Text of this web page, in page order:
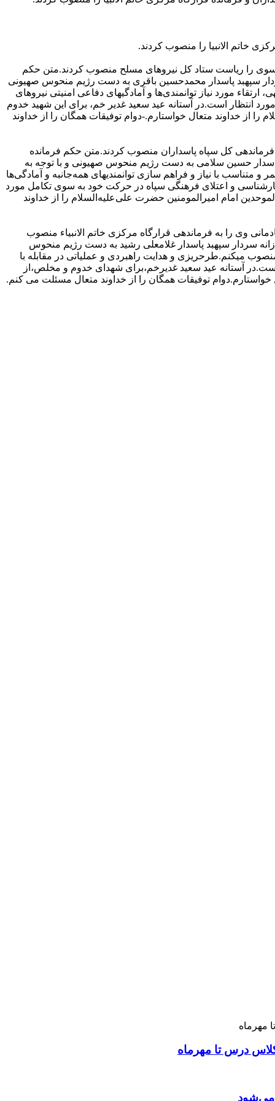
خاتم الانبیا را منصوب کردند.
را ریاست ستاد کل نیروهای مسلح منصوب کردند.متن حکم
سپهبد پاسدار محمدحسین باقری به دست رژیم منحوس صهیونی
ارتقاء مورد نیاز توانمندی‌ها و آمادگیهای دفاعی امنیتی نیروهای
انتظار است.در آستانه عید سعید غدیر خم، برای این شهید خدوم
از خداوند متعال خواستارم.-دوام توفیقات همگان را از خداوند
کل سپاه پاسداران منصوب کردند.متن حکم فرمانده
حسین سلامی به دست رژیم منحوس صهیونی و با توجه به
و متناسب با نیاز و فراهم سازی توانمندیهای همه‌جانبه و آمادگی‌ها
و اعتلای فرهنگی سپاه در حرکت خود به سوی تکامل مورد
امام امیرالمومنین حضرت علی‌علیه‌السلام را از خداوند
وی را به فرماندهی قرارگاه مرکزی خاتم الانبیاء منصوب
سردار سپهبد پاسدار غلامعلی رشید به دست رژیم منحوس
میکنم.طرحریزی و هدایت راهبردی و عملیاتی در مقابله با
در آستانه عید سعید غدیرخم،برای شهدای خدوم و مخلص،از
خواستارم.دوام توفیقات همگان را از خداوند متعال مسئلت می کنم.